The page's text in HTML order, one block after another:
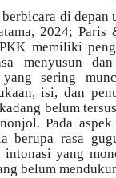
di
2024;
memiliki
menyusun
yang sering
isi, dan
belum
Pada
berupa rasa
yang
belum